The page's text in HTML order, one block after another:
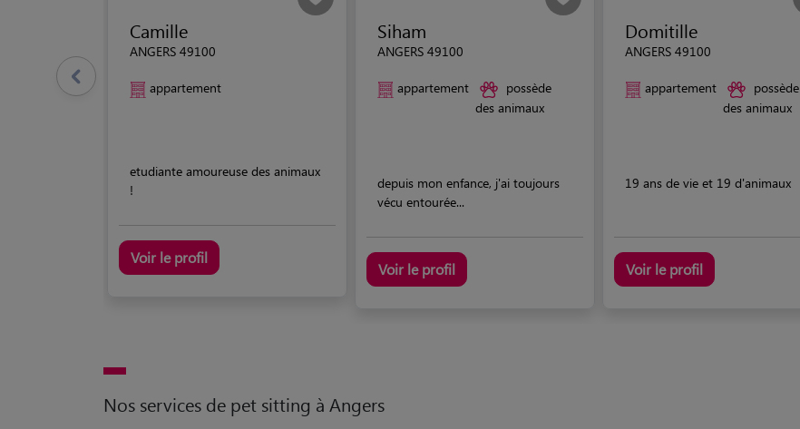
Camille
ANGERS 49100
appartement
etudiante amoureuse des animaux
!
Voir le profil
Siham
ANGERS 49100
appartement
possède
des animaux
depuis mon enfance, j'ai toujours
vécu entourée...
Voir le profil
Domitille
ANGERS 49100
appartement
possède
des animaux
19 ans de vie et 19 d'animaux
Voir le profil
Nos services de pet sitting à Angers